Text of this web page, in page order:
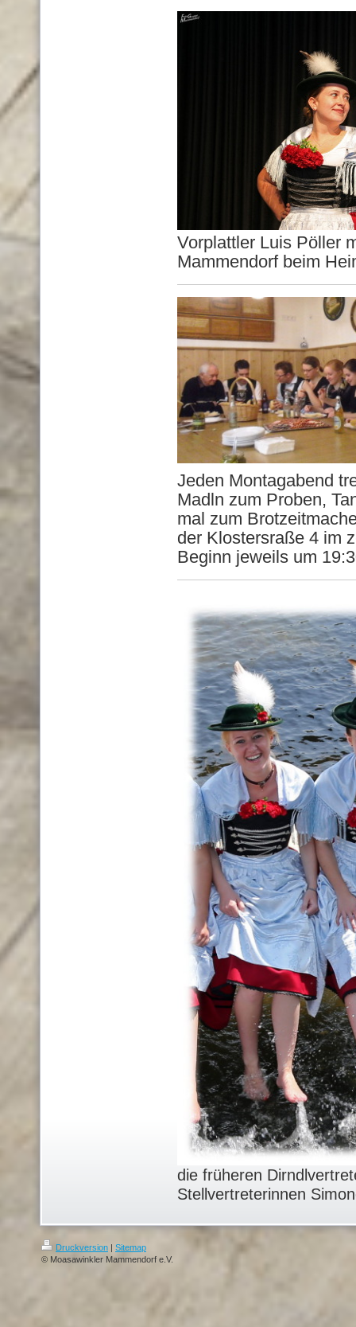
Vorplattler Luis Pöller
Mammendorf beim
Jeden Montagabend
Madln zum Proben,
mal zum
der Klostersraße 4 im
Beginn jeweils um
die früheren
Stellvertreterinnen
Druckversion
Sitemap
© Moasawinkler Mammendorf e.V.